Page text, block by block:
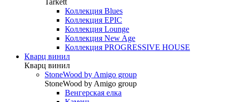
Tarkett
Коллекция Blues
Коллекция EPIC
Коллекция Lounge
Коллекция New Age
Коллекция PROGRESSIVE HOUSE
Кварц винил
Кварц винил
StoneWood by Amigo group
StoneWood by Amigo group
Венгерская елка